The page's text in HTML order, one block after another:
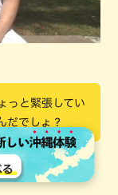
っと緊張してい
だでしょ？